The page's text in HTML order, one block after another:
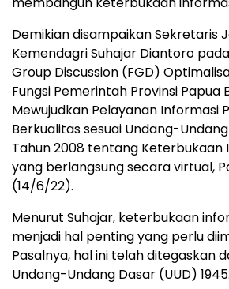
Demikian disampaikan Sekretaris
Kemendagri Suhajar Diantoro
Group Discussion (FGD)
Fungsi Pemerintah Provinsi Papua
Mewujudkan Pelayanan Informasi
Berkualitas sesuai Undang-
Tahun 2008 tentang Keterbukaan
yang berlangsung secara virtual,
(14/6/22).
Menurut Suhajar, keterbukaan
menjadi hal penting yang perlu
Pasalnya, hal ini telah ditegaskan
Undang-Undang Dasar (UUD) 1945.